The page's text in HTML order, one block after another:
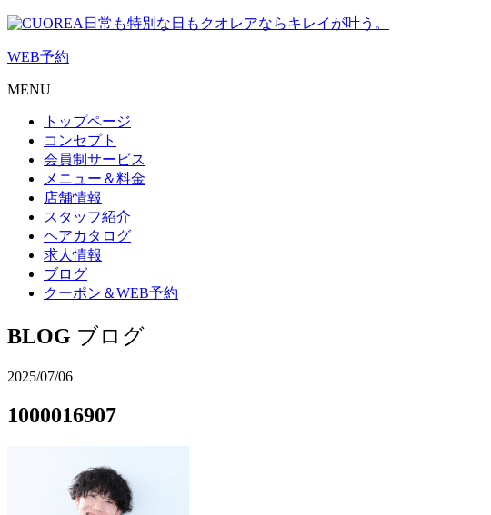
日常も特別な日もクオレアならキレイが叶う。
WEB予約
MENU
トップページ
コンセプト
会員制サービス
メニュー＆料金
店舗情報
スタッフ紹介
ヘアカタログ
求人情報
ブログ
クーポン＆WEB予約
BLOG ブログ
2025/07/06
1000016907